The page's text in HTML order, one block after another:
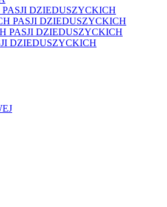
DZIEDUSZYCKICH
PASJI DZIEDUSZYCKICH
PASJI DZIEDUSZYCKICH
DZIEDUSZYCKICH